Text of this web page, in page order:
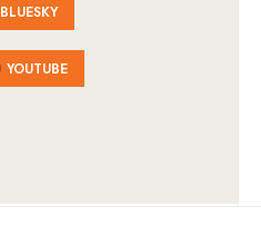
BLUESKY
YOUTUBE